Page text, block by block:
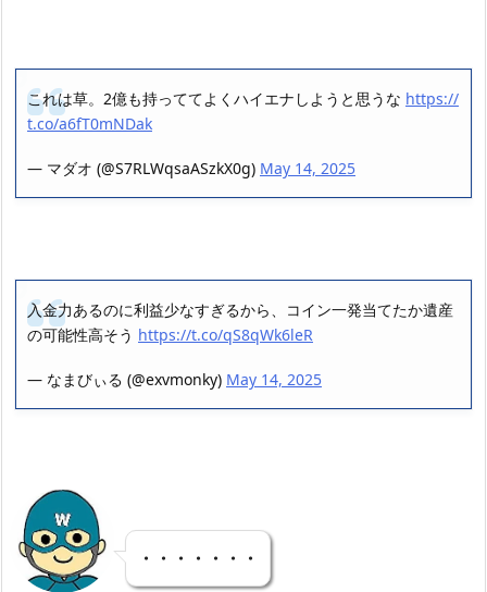
これは草。2億も持っててよくハイエナしようと思うな https://
t.co/a6fT0mNDak
— マダオ (@S7RLWqsaASzkX0g) May 14, 2025
入金力あるのに利益少なすぎるから、コイン一発当てたか遺産
の可能性高そう https://t.co/qS8qWk6leR
— なまびぃる (@exvmonky) May 14, 2025
・・・・・・・